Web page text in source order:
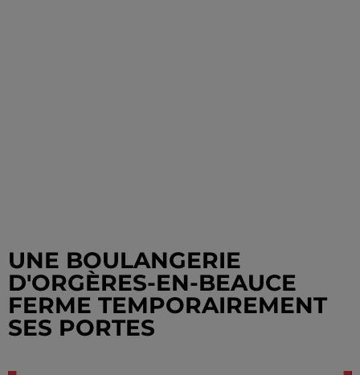
UNE BOULANGERIE
D'ORGÈRES-EN-BEAUCE
FERME TEMPORAIREMENT
SES PORTES